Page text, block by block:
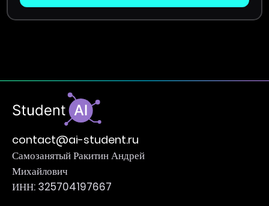
contact@ai-student.ru
Самозанятый Ракитин Андрей
Михайлович
ИНН: 325704197667